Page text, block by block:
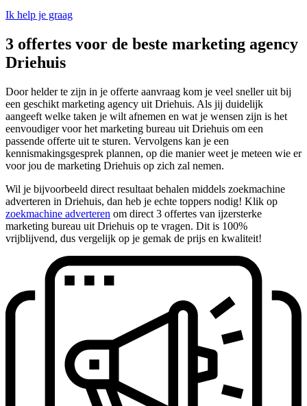
Ik help je graag
3 offertes voor de beste marketing agency
Driehuis
Door helder te zijn in je offerte aanvraag kom je veel sneller uit bij
een geschikt marketing agency uit Driehuis. Als jij duidelijk
aangeeft welke taken je wilt afnemen en wat je wensen zijn is het
eenvoudiger voor het marketing bureau uit Driehuis om een
passende offerte uit te sturen. Vervolgens kan je een
kennismakingsgesprek plannen, op die manier weet je meteen wie er
voor jou de marketing Driehuis op zich zal nemen.
Wil je bijvoorbeeld direct resultaat behalen middels zoekmachine
adverteren in Driehuis, dan heb je echte toppers nodig! Klik op
zoekmachine adverteren om direct 3 offertes van ijzersterke
marketing bureau uit Driehuis op te vragen. Dit is 100%
vrijblijvend, dus vergelijk op je gemak de prijs en kwaliteit!